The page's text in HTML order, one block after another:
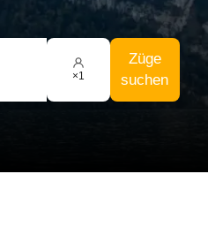
×1
Züge
suchen